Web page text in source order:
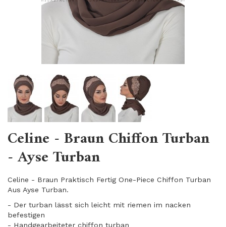
Celine - Braun Chiffon Turban
- Ayse Turban
Celine - Braun Praktisch Fertig One-Piece Chiffon Turban
Aus Ayse Turban.
- Der turban lässt sich leicht mit riemen im nacken
befestigen
- Handgearbeiteter chiffon turban